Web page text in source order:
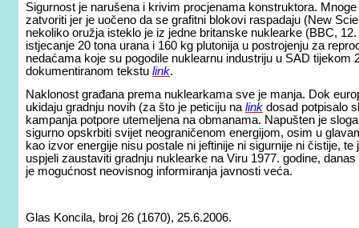
Sigurnost je narušena i krivim procjenama konstruktora.
zatvoriti jer je uočeno da se grafitni blokovi raspadaju (New
nekoliko oružja isteklo je iz jedne britanske nuklearke (BBC,
istjecanje 20 tona urana i 160 kg plutonija u postrojenju za
nedaćama koje su pogodile nuklearnu industriju u SAD tijekom
dokumentiranom tekstu link.
Naklonost građana prema nuklearkama sve je manja. Dok
ukidaju gradnju novih (za što je peticiju na link dosad potpisalo
kampanja potpore utemeljena na obmanama. Napušten je
sigurno opskrbiti svijet neograničenom energijom, osim u
kao izvor energije nisu postale ni jeftinije ni sigurnije ni čistije,
uspjeli zaustaviti gradnju nuklearke na Viru 1977. godine,
je mogućnost neovisnog informiranja javnosti veća.
Glas Koncila, broj 26 (1670), 25.6.2006.